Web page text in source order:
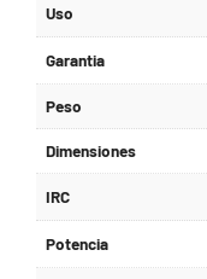
Uso
Garantia
Peso
Dimensiones
IRC
Potencia